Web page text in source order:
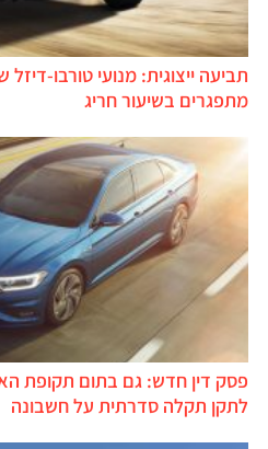
תביעה ייצוגית: מנועי טורבו-דיזל
מתפגרים בשיעור חריג
פסק דין חדש: גם בתום תקופת
לתקן תקלה סדרתית על חשבונה